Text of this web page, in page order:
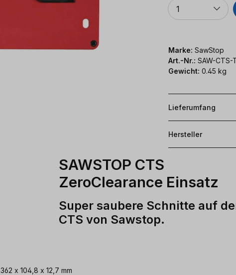
1
Marke: SawStop
Art.-Nr.: SAW-CTS-
Gewicht: 0.45 kg
Lieferumfang
Hersteller
SAWSTOP CTS
ZeroClearance Einsatz
Super saubere Schnitte auf
CTS von Sawstop.
362 x 104,8 x 12,7 mm